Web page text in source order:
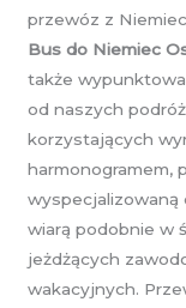
przewóz z
Bus do Niemiec
także
od naszych
korzystających
harmonogramem,
wyspecjalizowaną
wiarą podobnie w
jeżdżących
wakacyjnych.